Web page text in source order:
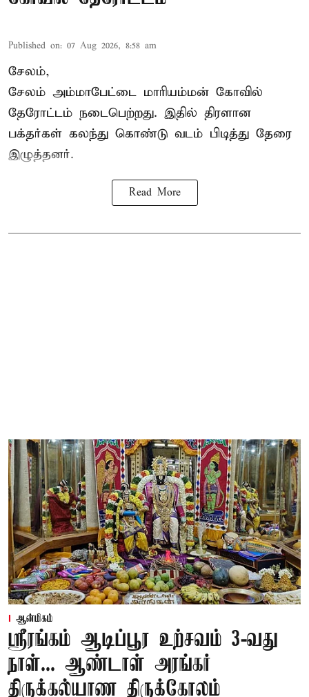
Published on: 07 Aug 2026, 8:58 am
சேலம்,
சேலம் அம்மாபேட்டை மாரியம்மன் கோவில்
தேரோட்டம் நடைபெற்றது. இதில் திரளான
பக்தர்கள் கலந்து கொண்டு வடம் பிடித்து தேரை
இழுத்தனர்.
Read More
ஆன்மிகம்
ஸ்ரீரங்கம் ஆடிப்பூர உற்சவம் 3-வது
நாள்... ஆண்டாள் அரங்கர்
திருக்கல்யாண திருக்கோலம்